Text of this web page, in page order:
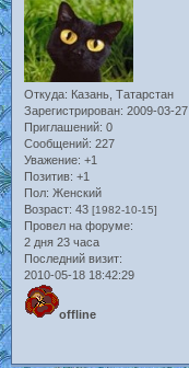
Откуда: Казань, Татарстан
Зарегистрирован: 2009-03-27
Приглашений: 0
Сообщений: 227
Уважение: +1
Позитив: +1
Пол: Женский
Возраст: 43 [1982-10-15]
Провел на форуме:
2 дня 23 часа
Последний визит:
2010-05-18 18:42:29
offline